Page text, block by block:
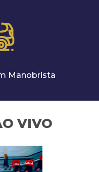
Manobrista
VIVO